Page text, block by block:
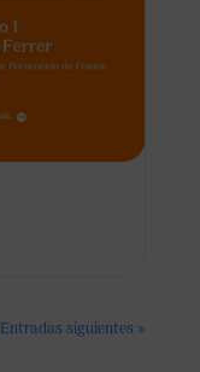
Entradas siguientes »